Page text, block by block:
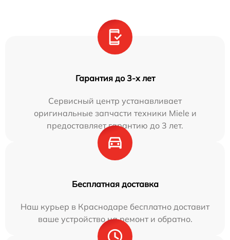
Гарантия до 3-х лет
Сервисный центр устанавливает
оригинальные запчасти техники Miele и
предоставляет гарантию до 3 лет.
Бесплатная доставка
Наш курьер в Краснодаре бесплатно доставит
ваше устройство на ремонт и обратно.